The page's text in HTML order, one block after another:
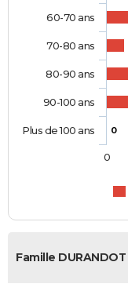
0
60-70 ans
70-80 ans
80-90 ans
90-100 ans
Plus de 100 ans
0
Famille DURANDOT